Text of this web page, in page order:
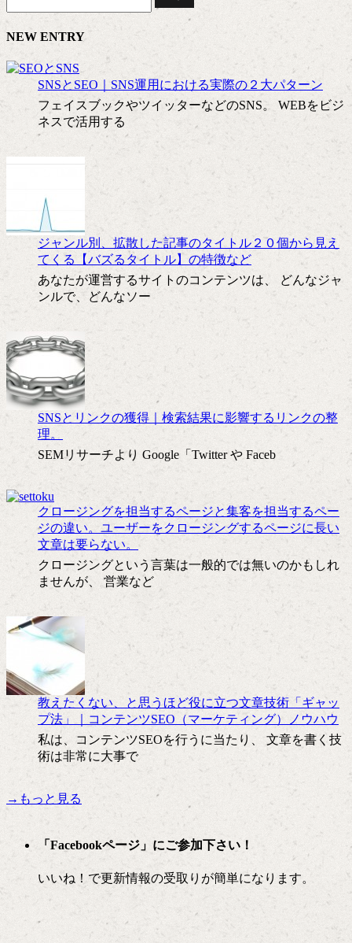
NEW ENTRY
SNSとSEO｜SNS運用における実際の２大パターン
フェイスブックやツイッターなどのSNS。 WEBをビジ
ネスで活用する
ジャンル別、拡散した記事のタイトル２０個から見え
てくる【バズるタイトル】の特徴など
あなたが運営するサイトのコンテンツは、 どんなジャ
ンルで、どんなソー
SNSとリンクの獲得｜検索結果に影響するリンクの整
理。
SEMリサーチより Google「Twitter や Faceb
クロージングを担当するページと集客を担当するペー
ジの違い。ユーザーをクロージングするページに長い
文章は要らない。
クロージングという言葉は一般的では無いのかもしれ
ませんが、 営業など
教えたくない、と思うほど役に立つ文章技術「ギャッ
プ法」｜コンテンツSEO（マーケティング）ノウハウ
私は、コンテンツSEOを行うに当たり、 文章を書く技
術は非常に大事で
→もっと見る
「Facebookページ」にご参加下さい！
いいね！で更新情報の受取りが簡単になります。